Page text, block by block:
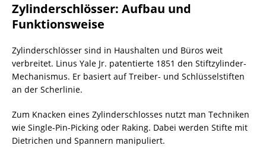
Zylinderschlösser: Aufbau und
Funktionsweise
Zylinderschlösser sind in Haushalten und Büros weit
verbreitet. Linus Yale Jr. patentierte 1851 den Stiftzylinder-
Mechanismus. Er basiert auf Treiber- und Schlüsselstiften
an der Scherlinie.
Zum Knacken eines Zylinderschlosses nutzt man Techniken
wie Single-Pin-Picking oder Raking. Dabei werden Stifte mit
Dietrichen und Spannern manipuliert.